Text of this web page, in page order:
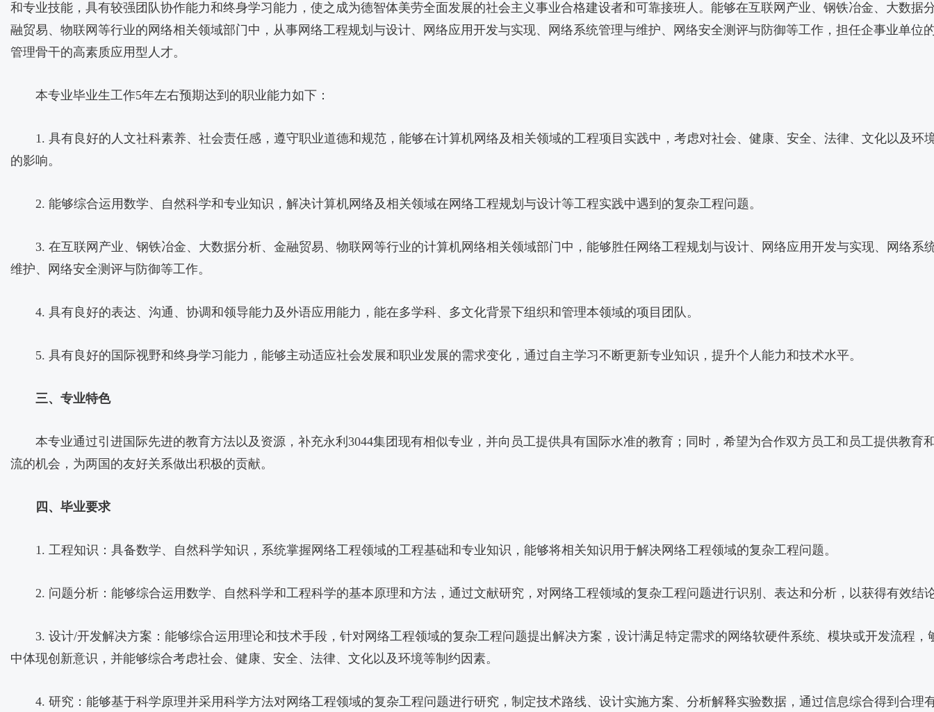
和专业技能，具有较强团队协作能力和终身学习能力，使之成为德智体美劳全面发展的社会主义事业合格建设者和可靠接班人。能够在互联网产业、钢铁冶金、大数据
融贸易、物联网等行业的网络相关领域部门中，从事网络工程规划与设计、网络应用开发与实现、网络系统管理与维护、网络安全测评与防御等工作，担任企事业单位
管理骨干的高素质应用型人才。
本专业毕业生工作5年左右预期达到的职业能力如下：
1. 具有良好的人文社科素养、社会责任感，遵守职业道德和规范，能够在计算机网络及相关领域的工程项目实践中，考虑对社会、健康、安全、法律、文化以及环
的影响。
2. 能够综合运用数学、自然科学和专业知识，解决计算机网络及相关领域在网络工程规划与设计等工程实践中遇到的复杂工程问题。
3. 在互联网产业、钢铁冶金、大数据分析、金融贸易、物联网等行业的计算机网络相关领域部门中，能够胜任网络工程规划与设计、网络应用开发与实现、网络系
维护、网络安全测评与防御等工作。
4. 具有良好的表达、沟通、协调和领导能力及外语应用能力，能在多学科、多文化背景下组织和管理本领域的项目团队。
5. 具有良好的国际视野和终身学习能力，能够主动适应社会发展和职业发展的需求变化，通过自主学习不断更新专业知识，提升个人能力和技术水平。
三、专业特色
本专业通过引进国际先进的教育方法以及资源，补充永利3044集团现有相似专业，并向员工提供具有国际水准的教育；同时，希望为合作双方员工和员工提供教育
流的机会，为两国的友好关系做出积极的贡献。
四、毕业要求
1. 工程知识：具备数学、自然科学知识，系统掌握网络工程领域的工程基础和专业知识，能够将相关知识用于解决网络工程领域的复杂工程问题。
2. 问题分析：能够综合运用数学、自然科学和工程科学的基本原理和方法，通过文献研究，对网络工程领域的复杂工程问题进行识别、表达和分析，以获得有效结
3. 设计/开发解决方案：能够综合运用理论和技术手段，针对网络工程领域的复杂工程问题提出解决方案，设计满足特定需求的网络软硬件系统、模块或开发流程，
中体现创新意识，并能够综合考虑社会、健康、安全、法律、文化以及环境等制约因素。
4. 研究：能够基于科学原理并采用科学方法对网络工程领域的复杂工程问题进行研究，制定技术路线、设计实施方案、分析解释实验数据，通过信息综合得到合理